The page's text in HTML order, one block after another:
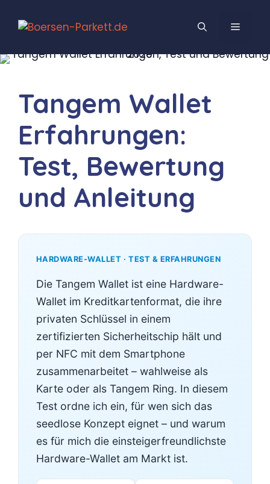
Inhalt
MENÜ
Tangem Wallet
Erfahrungen:
Test, Bewertung
und Anleitung
HARDWARE-WALLET · TEST & ERFAHRUNGEN
Die Tangem Wallet ist eine Hardware-
Wallet im Kreditkartenformat, die ihre
privaten Schlüssel in einem
zertifizierten Sicherheitschip hält und
per NFC mit dem Smartphone
zusammenarbeitet – wahlweise als
Karte oder als Tangem Ring. In diesem
Test ordne ich ein, für wen sich das
seedlose Konzept eignet – und warum
es für mich die einsteigerfreundlichste
Hardware-Wallet am Markt ist.